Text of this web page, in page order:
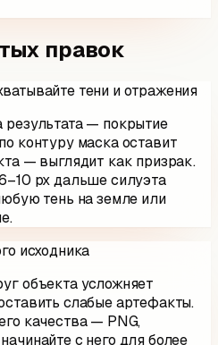
правок
тени и отражения
— покрытие
контуру маска оставит
— выглядит как призрак.
px дальше силуэта
тень на земле или
исходника
объекта усложняет
слабые артефакты.
качества — PNG,
с него для более